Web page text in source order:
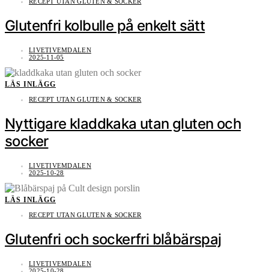
Glutenfri kolbulle på enkelt sätt
LIVETIVEMDALEN
2025-11-05
LÄS INLÄGG
RECEPT UTAN GLUTEN & SOCKER
Nyttigare kladdkaka utan gluten och
socker
LIVETIVEMDALEN
2025-10-28
LÄS INLÄGG
RECEPT UTAN GLUTEN & SOCKER
Glutenfri och sockerfri blåbärspaj
LIVETIVEMDALEN
2025-10-28